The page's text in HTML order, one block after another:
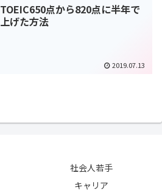
TOEIC650点から820点に半年で
上げた方法
2019.07.13
社会人若手
キャリア